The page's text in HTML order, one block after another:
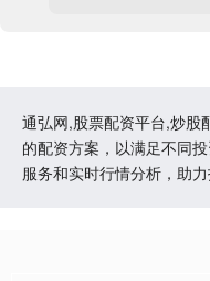
通弘网,股票配资平台,炒
的配资方案，以满足不同
服务和实时行情分析，助